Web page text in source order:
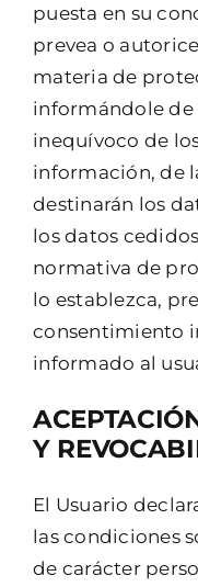
puesta en su
prevea o
materia de
informándole de
inequívoco de
información, de
destinarán los
los datos
normativa de
lo establezca,
consentimiento
informado al
Y
El Usuario
las condiciones
de carácter